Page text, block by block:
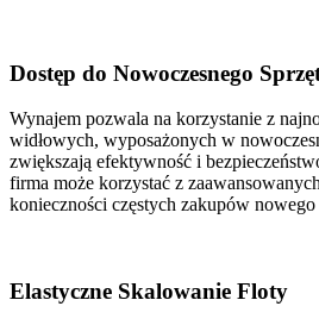
Dostęp do Nowoczesnego
Wynajem pozwala na korzystanie z
widłowych, wyposażonych w
zwiększają efektywność i
firma może korzystać z
konieczności częstych zakupów nowego
Elastyczne Skalowanie Floty